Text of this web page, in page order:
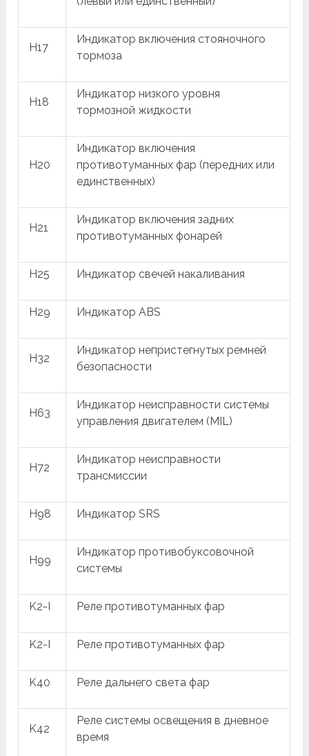
H17
Индикатор включения стояночного
тормоза
H18
Индикатор низкого уровня
тормозной жидкости
H20
Индикатор включения
противотуманных фар (передних или
единственных)
H21
Индикатор включения задних
противотуманных фонарей
H25 Индикатор свечей накаливания
H29 Индикатор ABS
H32
Индикатор непристегнутых ремней
безопасности
H63
Индикатор неисправности системы
управления двигателем (MIL)
H72
Индикатор неисправности
трансмиссии
H98 Индикатор SRS
H99
Индикатор противобуксовочной
системы
K2-I Реле противотуманных фар
K2-I Реле противотуманных фар
K40 Реле дальнего света фар
K42
Реле системы освещения в дневное
время